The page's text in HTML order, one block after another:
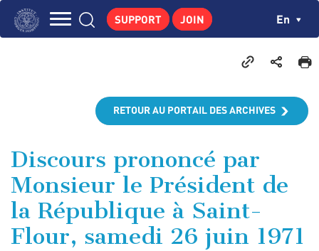
Skip
CENTRE DE RECHERCHES
PUBLICATIONS
NEWS
PEDAGOGICAL AREA
SUPPORT JOIN En
RETOUR AU PORTAIL DES ARCHIVES
Discours prononcé par
Monsieur le Président de
la République à Saint-
Flour, samedi 26 juin 1971
Cookies management panel